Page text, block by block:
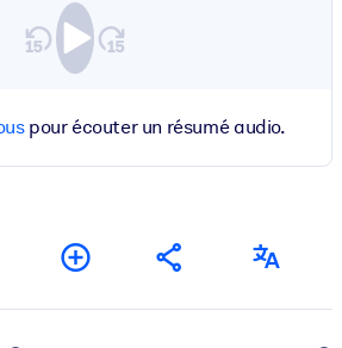
pour écouter un résumé audio.